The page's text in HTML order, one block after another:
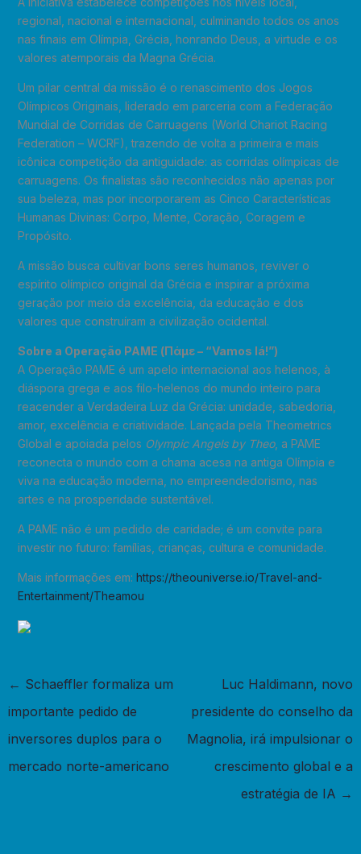
regional, nacional e internacional, culminando todos os anos
nas finais em Olímpia, Grécia, honrando Deus, a virtude e os
valores atemporais da Magna Grécia.
Um pilar central da missão é o renascimento dos Jogos
Olímpicos Originais, liderado em parceria com a Federação
Mundial de Corridas de Carruagens (World Chariot Racing
Federation – WCRF), trazendo de volta a primeira e mais
icônica competição da antiguidade: as corridas olímpicas de
carruagens. Os finalistas são reconhecidos não apenas por
sua beleza, mas por incorporarem as Cinco Características
Humanas Divinas: Corpo, Mente, Coração, Coragem e
Propósito.
A missão busca cultivar bons seres humanos, reviver o
espírito olímpico original da Grécia e inspirar a próxima
geração por meio da excelência, da educação e dos
valores que construíram a civilização ocidental.
Sobre a Operação PAME (Πάμε– “Vamos lá!”)
A Operação PAME é um apelo internacional aos helenos, à
diáspora grega e aos filo-helenos do mundo inteiro para
reacender a Verdadeira Luz da Grécia: unidade, sabedoria,
amor, excelência e criatividade. Lançada pela Theometrics
Global e apoiada pelos Olympic Angels by Theo, a PAME
reconecta o mundo com a chama acesa na antiga Olímpia e
viva na educação moderna, no empreendedorismo, nas
artes e na prosperidade sustentável.
A PAME não é um pedido de caridade; é um convite para
investir no futuro: famílias, crianças, cultura e comunidade.
Mais informações em: https://theouniverse.io/Travel-and-
Entertainment/Theamou
← Schaeffler formaliza um
importante pedido de
inversores duplos para o
mercado norte-americano
Luc Haldimann, novo
presidente do conselho da
Magnolia, irá impulsionar o
crescimento global e a
estratégia de IA →